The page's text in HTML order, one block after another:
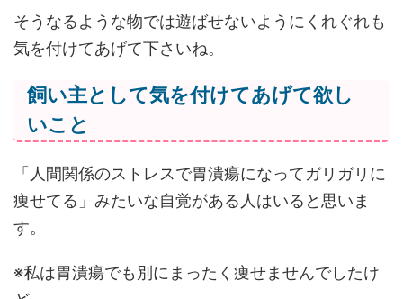
そうなるような物では遊ばせないようにくれぐれも
気を付けてあげて下さいね。
飼い主として気を付けてあげて欲し
いこと
「人間関係のストレスで胃潰瘍になってガリガリに
痩せてる」みたいな自覚がある人はいると思いま
す。
※私は胃潰瘍でも別にまったく痩せませんでしたけ